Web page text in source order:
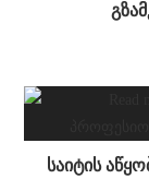
საიტის